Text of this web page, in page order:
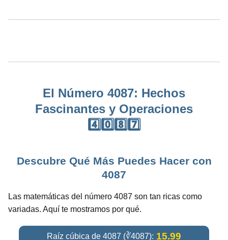
El Número 4087: Hechos
Fascinantes y Operaciones
4️⃣0️⃣8️⃣7️⃣
Descubre Qué Más Puedes Hacer con
4087
Las matemáticas del número 4087 son tan ricas como
variadas. Aquí te mostramos por qué.
Raíz cúbica de 4087 (∛4087): 15.99